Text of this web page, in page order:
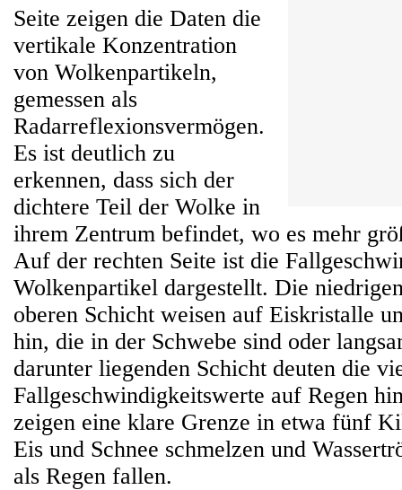
Seite zeigen die Daten die
vertikale Konzentration
von Wolkenpartikeln,
gemessen als
Radarreflexionsvermögen.
Es ist deutlich zu
erkennen, dass sich der
dichtere Teil der Wolke in
ihrem Zentrum befindet, wo es mehr
Auf der rechten Seite ist die
Wolkenpartikel dargestellt. Die
oberen Schicht weisen auf Eiskristalle
hin, die in der Schwebe sind oder
darunter liegenden Schicht deuten die
Fallgeschwindigkeitswerte auf Regen
zeigen eine klare Grenze in etwa fünf
Eis und Schnee schmelzen und
als Regen fallen.